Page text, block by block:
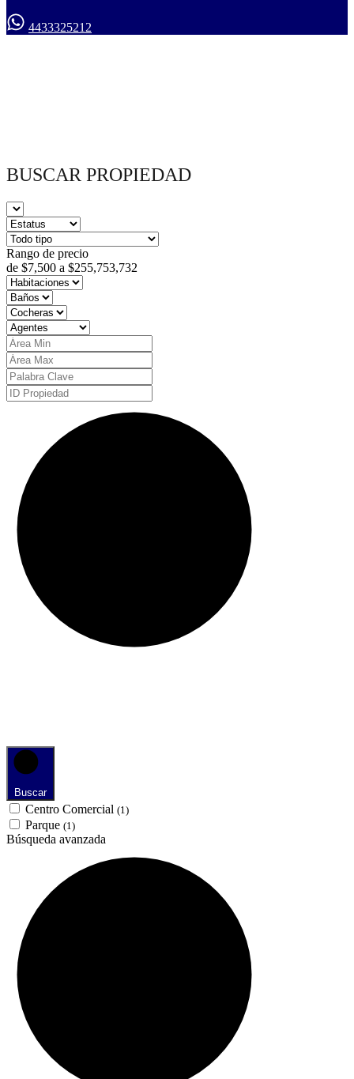
4433325212
BUSCAR PROPIEDAD
Rango de precio
de $7,500 a $255,753,732
Buscar
Centro Comercial (1)
Parque (1)
Búsqueda avanzada